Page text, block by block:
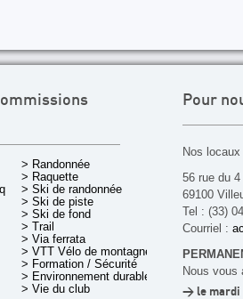
> Randonnée
> Raquette
> Ski de randonnée
> Ski de piste
> Ski de fond
> Trail
> Via ferrata
> VTT Vélo de montagne
> Formation / Sécurité
> Environnement durable
> Vie du club
Pour
Nos
56 rue du
69100
Tel : (33)
Courriel :
Nous vous
> le mardi